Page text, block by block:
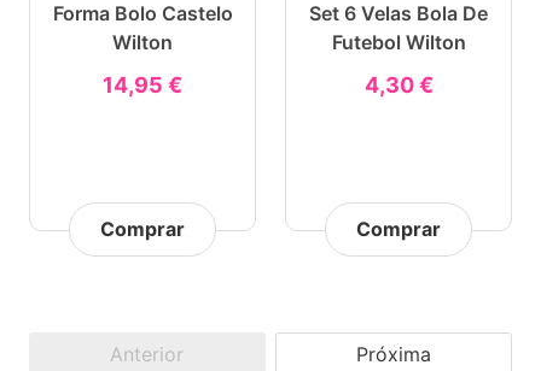
Forma Bolo Castelo
Wilton
14,95 €
Comprar
Set 6 Velas Bola De
Futebol Wilton
4,30 €
Comprar
Anterior Próxima